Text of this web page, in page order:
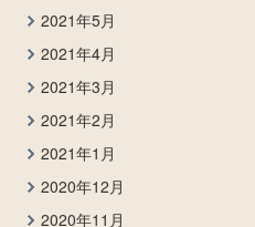
2021年5月
2021年4月
2021年3月
2021年2月
2021年1月
2020年12月
2020年11月